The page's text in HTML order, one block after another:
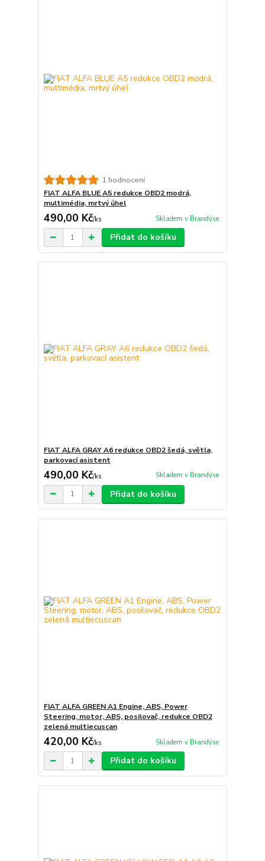
1 hodnocení
FIAT ALFA BLUE A5 redukce OBD2 modrá,
multimédia, mrtvý úhel
490,00 Kč/ks Skladem v Brandýse
Přidat do košíku
FIAT ALFA GRAY A6 redukce OBD2 šedá, světla,
parkovací asistent
490,00 Kč/ks Skladem v Brandýse
Přidat do košíku
FIAT ALFA GREEN A1 Engine, ABS, Power
Steering, motor, ABS, posilovač, redukce OBD2
zelená multiecuscan
420,00 Kč/ks Skladem v Brandýse
Přidat do košíku